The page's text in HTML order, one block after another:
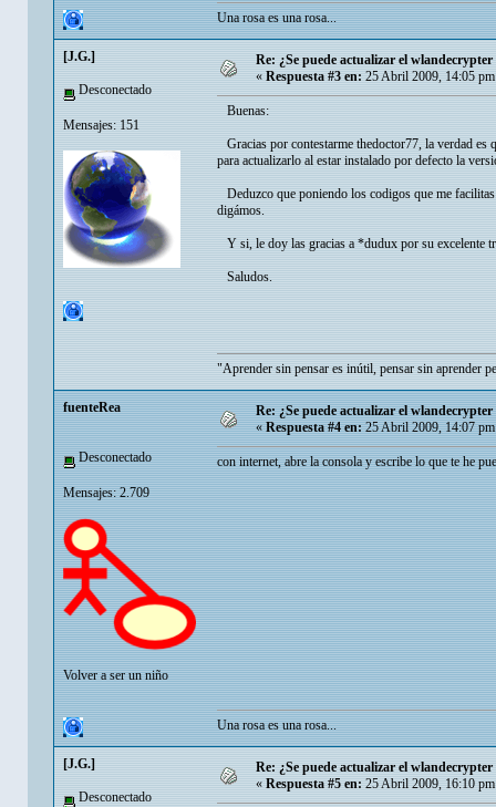
Una rosa es una rosa...
[J.G.]
Desconectado
Mensajes: 151
Re: ¿Se puede actualizar el
« Respuesta #3 en: 25 Abril 2009, 14:05
Buenas:
Gracias por contestarme thedoctor77, la verdad es
para actualizarlo al estar instalado por defecto la
Deduzco que poniendo los codigos que me
digámos.
Y si, le doy las gracias a *dudux por su excelente
Saludos.
"Aprender sin pensar es inútil, pensar sin aprender
fuenteRea
Desconectado
Mensajes: 2.709
Volver a ser un niño
Re: ¿Se puede actualizar el
«Respuesta #4 en:25 Abril 2009, 14:07
con internet, abre la consola y escribe lo que te he
Una rosa es una rosa...
[J.G.]
Desconectado
Re: ¿Se puede actualizar el
« Respuesta #5 en: 25 Abril 2009, 16:10